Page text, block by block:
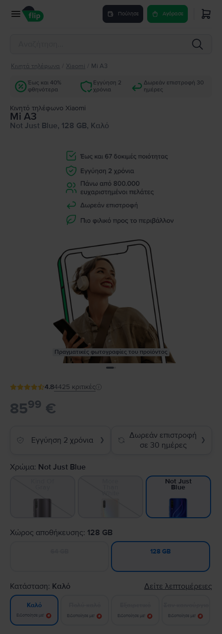
Πούλησε Αγόρασε
Κινητά τηλέφωνα Xiaomi Mi A3
Έως και 40%
φθηνότερα
Εγγύηση 2
χρόνια
Δωρεάν επιστροφή 30
ημέρες
Κινητό τηλέφωνο Xiaomi
Mi A3
Not Just Blue, 128 GB, Καλό
Πραγματικές φωτογραφίες του προϊόντος
4.84425 κριτικές
8599 €
Εγγύηση 2 χρόνια ❯
Δωρεάν επιστροφή
σε 30 ημέρες
❯
Χρώμα: Not Just Blue
Not Just
Blue
Χώρος αποθήκευσης: 128 GB
128 GB
Κατάσταση: Καλό Δείτε λεπτομέρειες
Καλό
Ειδοποίησε με! Ειδοποίησε με! Ειδοποίησε με! Ειδοποίησε με!